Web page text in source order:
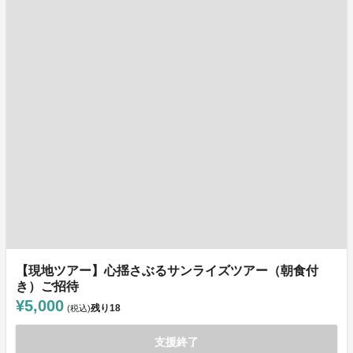
【現地ツアー】心揺さぶるサンライズツアー（朝食付
き）ご招待
¥5,000 (税込)残り18
支援終了